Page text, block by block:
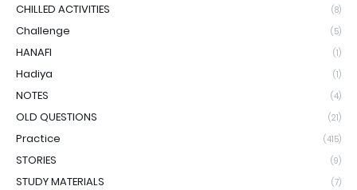
CHILLED ACTIVITIES (8)
Challenge (5)
HANAFI (1)
Hadiya (1)
NOTES (4)
OLD QUESTIONS (21)
Practice (415)
STORIES (9)
STUDY MATERIALS (7)